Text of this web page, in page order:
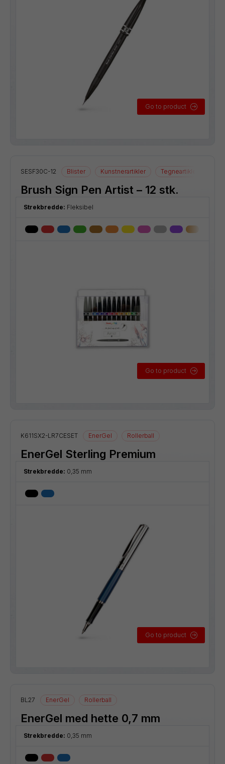
Go to product
SESF30C-12 Blister Kunstnerartikler Tegneartikler
Brush Sign Pen Artist – 12 stk.
Strekbredde: Fleksibel
Go to product
K611SX2-LR7CESET EnerGel Rollerball
EnerGel Sterling Premium
Strekbredde: 0,35 mm
Go to product
BL27 EnerGel Rollerball
EnerGel med hette 0,7 mm
Strekbredde: 0,35 mm